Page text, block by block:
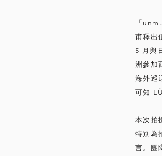
「
甫釋出
5 月與
洲參加
海外巡
可知
本次拍
特別為
言。團